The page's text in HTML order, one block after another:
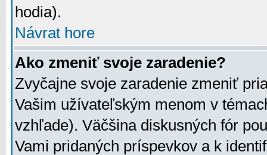
hodia).
Návrat hore
Ako zmeniť svoje zaradenie?
Zvyčajne svoje zaradenie zmeniť
Vašim užívateľským menom v
vzhľade). Väčšina diskusných fór
Vami pridaných príspevkov a k